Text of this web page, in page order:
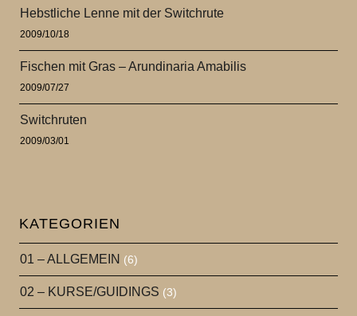
Hebstliche Lenne mit der Switchrute
2009/10/18
Fischen mit Gras – Arundinaria Amabilis
2009/07/27
Switchruten
2009/03/01
KATEGORIEN
01 – ALLGEMEIN (6)
02 – KURSE/GUIDINGS (3)